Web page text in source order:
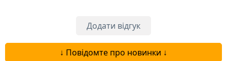
— фізик у душі, тому тут справжня наука
сплітається з філософією,...
Докладніше...
Додати відгук
↓ Повідомте про новинки ↓